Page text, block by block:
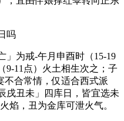
」为戒-午月申酉时（15-19
9-11点）火土相生次之；子
不合常情，仅适合西式派
戌丑未」四库日，皆宜选未
焰，丑为金库可泄火气。